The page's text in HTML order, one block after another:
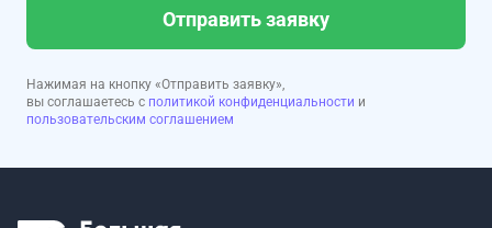
Отправить заявку
Нажимая на кнопку «Отправить заявку»,
вы соглашаетесь с политикой конфиденциальности и
пользовательским соглашением